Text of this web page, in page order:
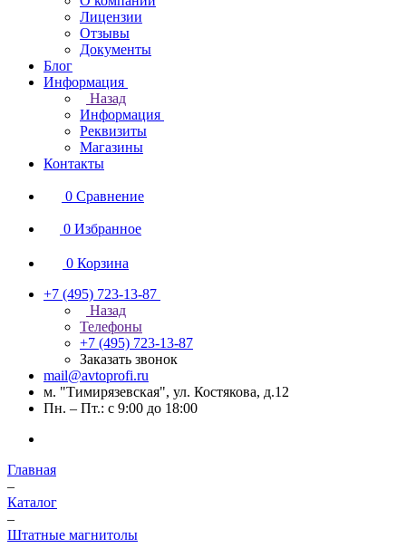
Лицензии
Отзывы
Документы
Блог
Информация
Назад
Информация
Реквизиты
Магазины
Контакты
0 Сравнение
0 Избранное
0 Корзина
+7 (495) 723-13-87
Назад
Телефоны
+7 (495) 723-13-87
Заказать звонок
mail@avtoprofi.ru
м. "Тимирязевская", ул. Костякова, д.12
Пн. – Пт.: с 9:00 до 18:00
Главная
–
Каталог
–
Штатные магнитолы